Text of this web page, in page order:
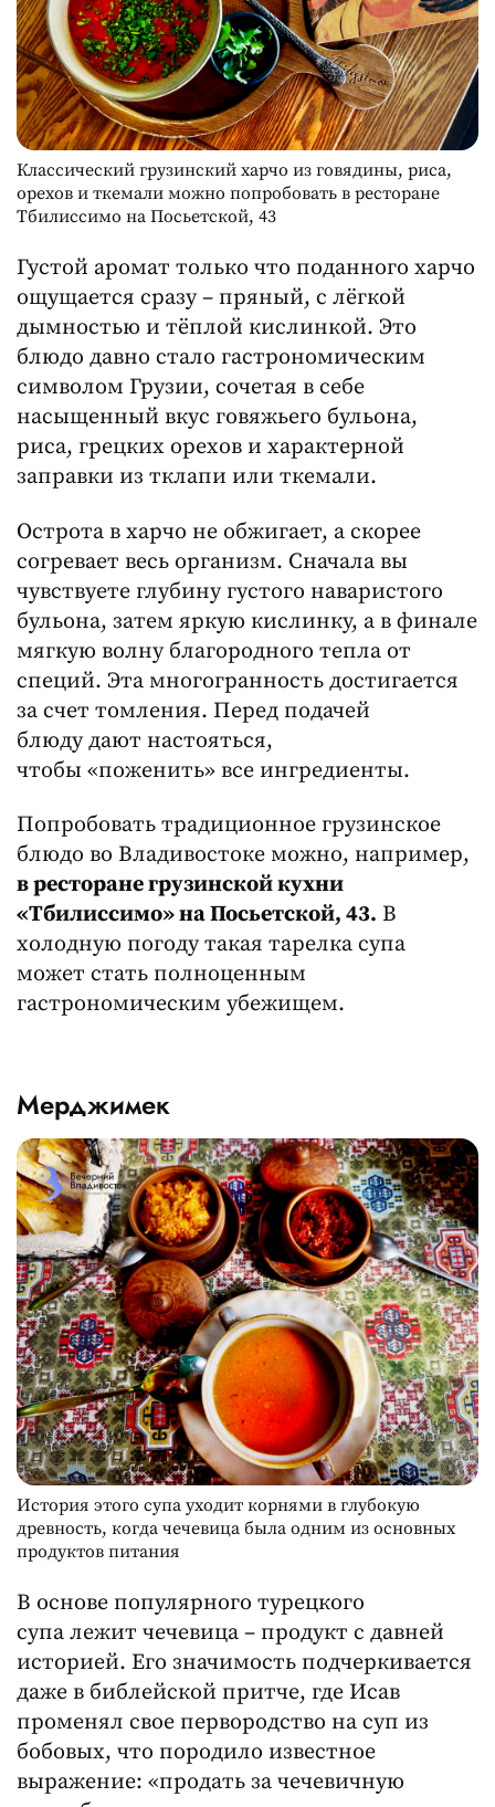
Классический грузинский харчо из говядины, риса,
орехов и ткемали можно попробовать в ресторане
Тбилиссимо на Посьетской, 43
Густой аромат только что поданного харчо
ощущается сразу – пряный, с лёгкой
дымностью и тёплой кислинкой. Это
блюдо давно стало гастрономическим
символом Грузии, сочетая в себе
насыщенный вкус говяжьего бульона,
риса, грецких орехов и характерной
заправки из тклапи или ткемали.
Острота в харчо не обжигает, а скорее
согревает весь организм. Сначала вы
чувствуете глубину густого наваристого
бульона, затем яркую кислинку, а в финале
мягкую волну благородного тепла от
специй. Эта многогранность достигается
за счет томления. Перед подачей
блюду дают настояться,
чтобы «поженить» все ингредиенты.
Попробовать традиционное грузинское
блюдо во Владивостоке можно, например,
в ресторане грузинской кухни
«Тбилиссимо» на Посьетской, 43. В
холодную погоду такая тарелка супа
может стать полноценным
гастрономическим убежищем.
Мерджимек
История этого супа уходит корнями в глубокую
древность, когда чечевица была одним из основных
продуктов питания
В основе популярного турецкого
супа лежит чечевица – продукт с давней
историей. Его значимость подчеркивается
даже в библейской притче, где Исав
променял свое первородство на суп из
бобовых, что породило известное
выражение: «продать за чечевичную